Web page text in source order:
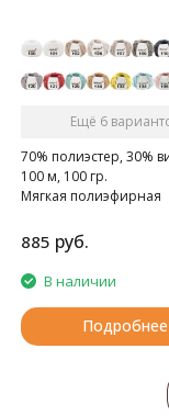
Ещё 6
70% полиэстер, 30%
100 м, 100 гр.
Мягкая полиэфирная
885 руб.
В наличии
Подробнее